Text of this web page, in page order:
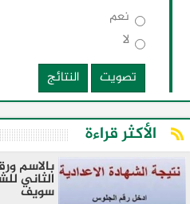
نعم
لا
تصويت
النتائج
الأكثر قراءة
بالاسم
الثاني
سويف